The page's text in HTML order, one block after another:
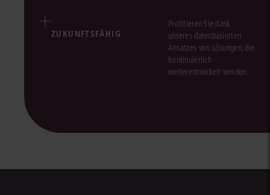
ZUKUNFTSFÄHIG
Profitieren Sie dank
unseres datenbasierten
Ansatzes von Lösungen, die
kontinuierlich
weiterentwickelt werden.